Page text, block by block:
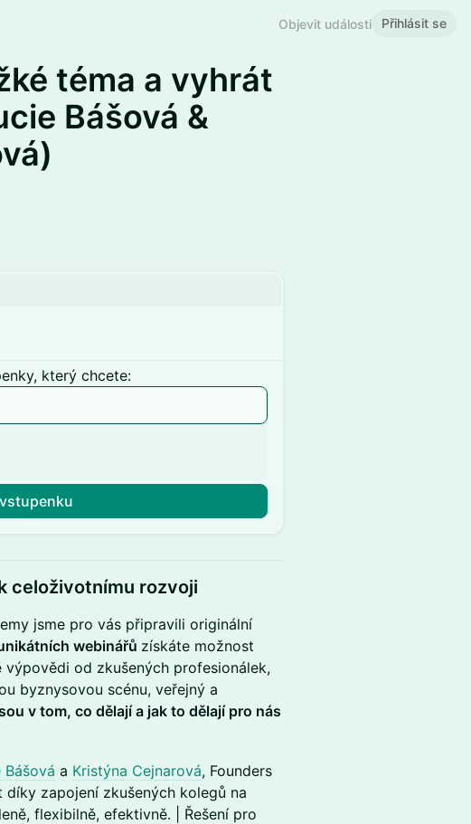
Objevit události Přihlásit se
téma a vyhrát
Bášová &
který chcete:
celoživotnímu rozvoji
jsme pro vás připravili originální
webinářů získáte možnost
od zkušených profesionálek,
byznysovou scénu, veřejný a
v tom, co dělají a jak to dělají pro nás
Bášová a Kristýna Cejnarová, Founders
zapojení zkušených kolegů na
flexibilně, efektivně. | Řešení pro